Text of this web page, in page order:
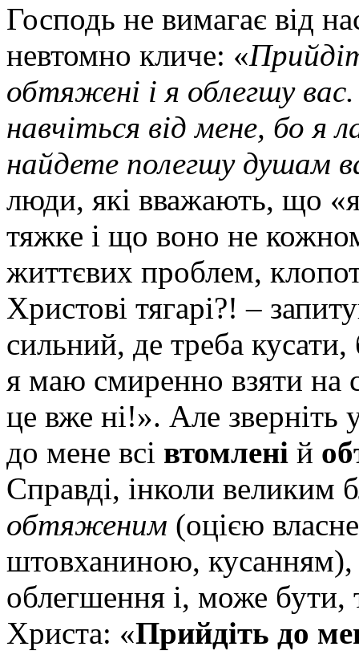
Господь не вимагає від
невтомно кличе: «
обтяжені і я облегшу
навчіться від мене, бо я
найдете полегшу душам
люди, які вважають, що
тяжке і що воно не
життєвих проблем,
Христові тягарі?! –
сильний, де треба
я маю смиренно взяти на
це вже ні!». Але зверніть
до мене всі втомлені й
Справді, інколи великим
обтяженим (оцією
штовханиною,
облегшення і, може бути,
Христа: «Прийдіть до